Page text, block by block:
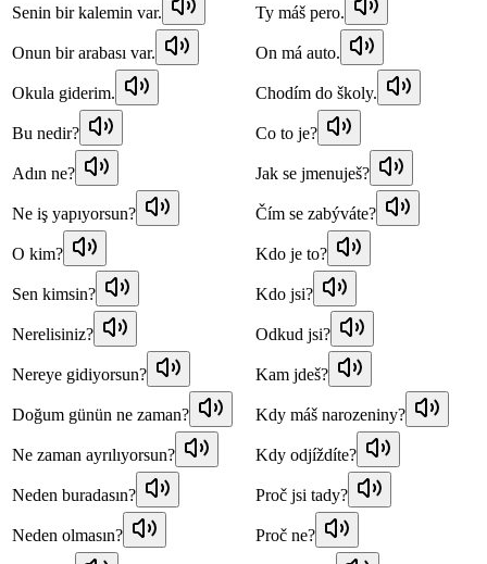
Senin bir kalemin var. Ty máš pero.
Onun bir arabası var. On má auto.
Okula giderim. Chodím do školy.
Bu nedir? Co to je?
Adın ne? Jak se jmenuješ?
Ne iş yapıyorsun? Čím se zabýváte?
O kim? Kdo je to?
Sen kimsin? Kdo jsi?
Nerelisiniz? Odkud jsi?
Nereye gidiyorsun? Kam jdeš?
Doğum günün ne zaman? Kdy máš narozeniny?
Ne zaman ayrılıyorsun? Kdy odjíždíte?
Neden buradasın? Proč jsi tady?
Neden olmasın? Proč ne?